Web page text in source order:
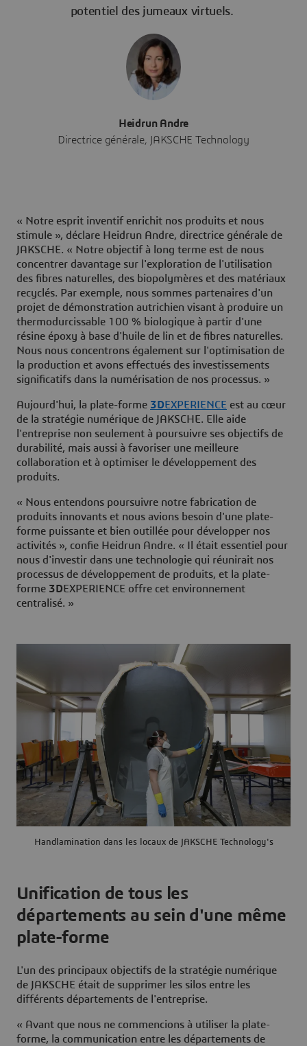
potentiel des jumeaux virtuels.
Heidrun Andre
Directrice générale, JAKSCHE Technology
« Notre esprit inventif enrichit nos produits et nous
stimule », déclare Heidrun Andre, directrice générale de
JAKSCHE. « Notre objectif à long terme est de nous
concentrer davantage sur l'exploration de l'utilisation
des fibres naturelles, des biopolymères et des matériaux
recyclés. Par exemple, nous sommes partenaires d'un
projet de démonstration autrichien visant à produire un
thermodurcissable 100 % biologique à partir d'une
résine époxy à base d'huile de lin et de fibres naturelles.
Nous nous concentrons également sur l'optimisation de
la production et avons effectués des investissements
significatifs dans la numérisation de nos processus. »
Aujourd'hui, la plate-forme 3DEXPERIENCE est au cœur
de la stratégie numérique de JAKSCHE. Elle aide
l'entreprise non seulement à poursuivre ses objectifs de
durabilité, mais aussi à favoriser une meilleure
collaboration et à optimiser le développement des
produits.
« Nous entendons poursuivre notre fabrication de
produits innovants et nous avions besoin d'une plate-
forme puissante et bien outillée pour développer nos
activités », confie Heidrun Andre. « Il était essentiel pour
nous d'investir dans une technologie qui réunirait nos
processus de développement de produits, et la plate-
forme 3DEXPERIENCE offre cet environnement
centralisé. »
Handlamination dans les locaux de JAKSCHE Technology's
Unification de tous les
départements au sein d'une même
plate-forme
L'un des principaux objectifs de la stratégie numérique
de JAKSCHE était de supprimer les silos entre les
différents départements de l'entreprise.
« Avant que nous ne commencions à utiliser la plate-
forme, la communication entre les départements de